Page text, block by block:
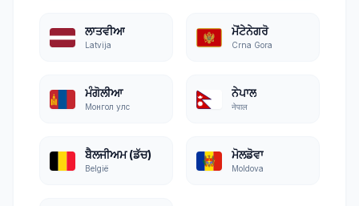
ਲਾਤਵੀਆ
Latvija
ਮੋਂਟੇਨੇਗਰੋ
Crna Gora
ਮੰਗੋਲੀਆ
Монгол улс
ਨੇਪਾਲ
नेपाल
ਬੈਲਜੀਅਮ (ਡੱਚ)
België
ਮੋਲਡੋਵਾ
Moldova